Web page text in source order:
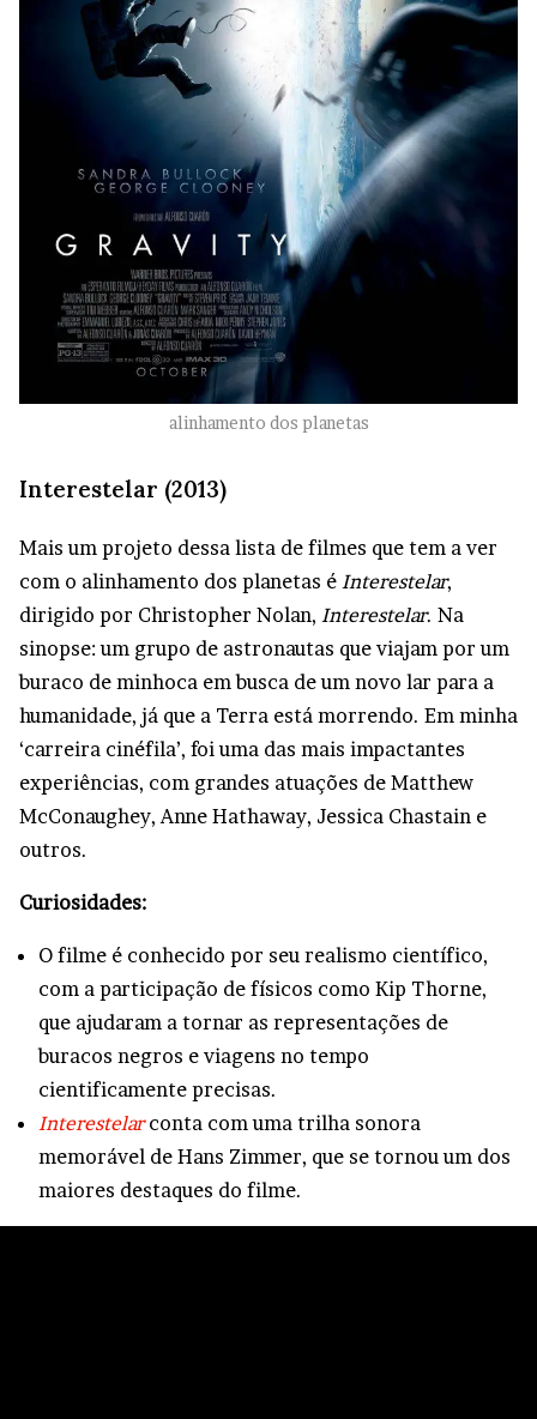
alinhamento dos planetas
Interestelar (2013)
Mais um projeto dessa lista de filmes que tem a ver
com o alinhamento dos planetas é Interestelar,
dirigido por Christopher Nolan, Interestelar. Na
sinopse: um grupo de astronautas que viajam por um
buraco de minhoca em busca de um novo lar para a
humanidade, já que a Terra está morrendo. Em minha
‘carreira cinéfila’, foi uma das mais impactantes
experiências, com grandes atuações de Matthew
McConaughey, Anne Hathaway, Jessica Chastain e
outros.
Curiosidades:
O filme é conhecido por seu realismo científico,
com a participação de físicos como Kip Thorne,
que ajudaram a tornar as representações de
buracos negros e viagens no tempo
cientificamente precisas.
Interestelarconta com uma trilha sonora
memorável de Hans Zimmer, que se tornou um dos
maiores destaques do filme.